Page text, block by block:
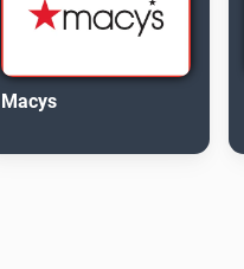
Macys